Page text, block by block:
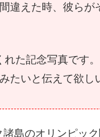
違えた時、彼ら
た記念写真です。
たいと伝えて欲し
島のオリンピッ